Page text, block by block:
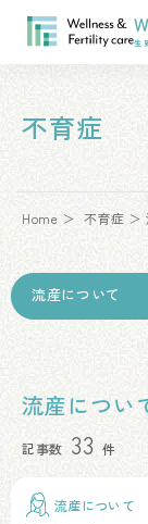
不育症
Home 不育症
流産につい
記事数 33 件
流産について